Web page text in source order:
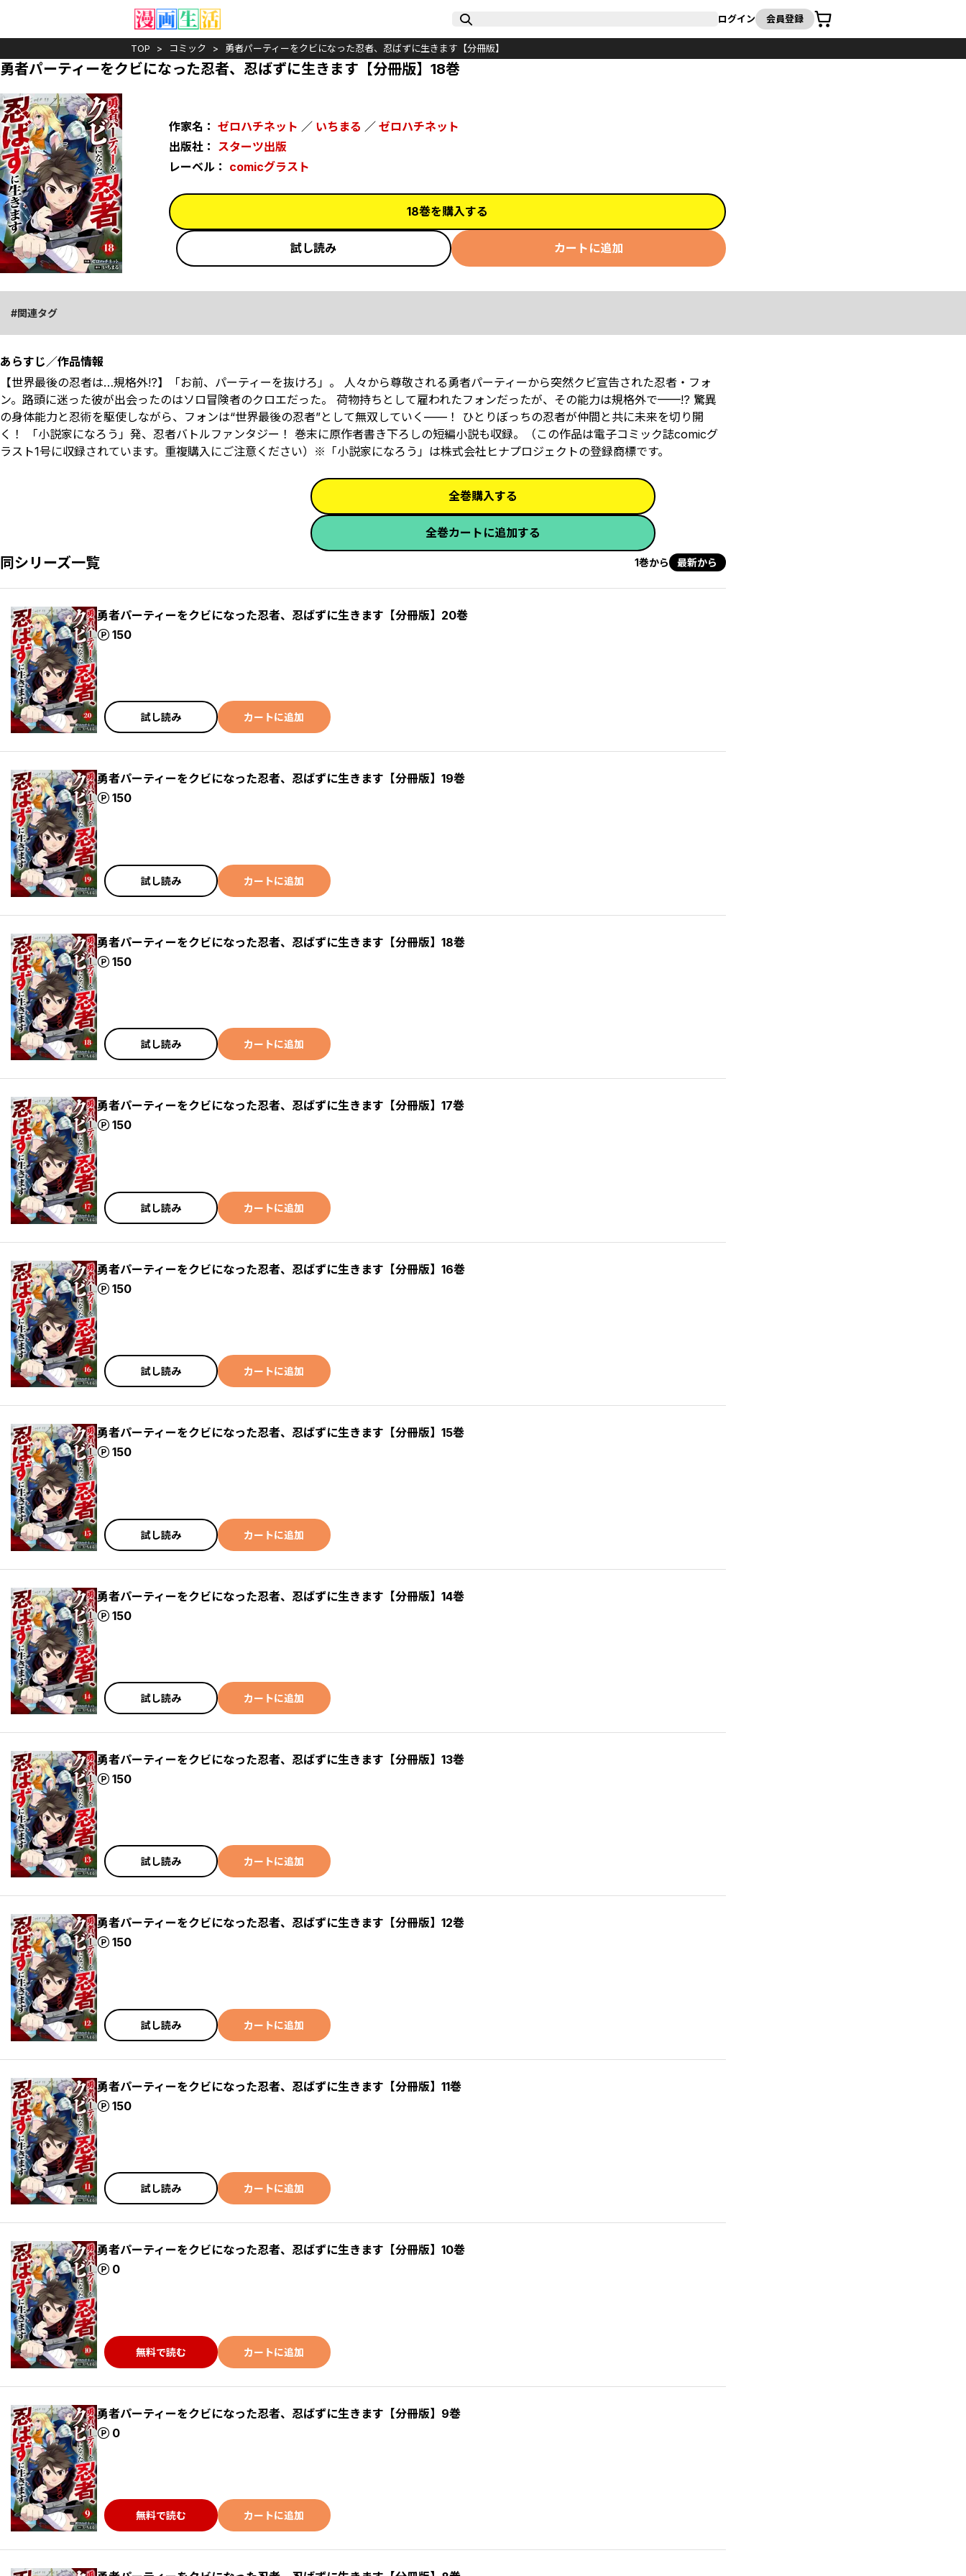
ログイン 会員登録
カート
TOP コミック 勇者パーティーをクビになった忍者、忍ばずに生きます【分冊版】
勇者パーティーをクビになった忍者、忍ばずに生きます【分冊版】18巻
作家名： ゼロハチネット ／ いちまる ／ ゼロハチネット
出版社： スターツ出版
レーベル： comicグラスト
18巻を購入する
試し読み カートに追加
関連タグ
あらすじ／作品情報
【世界最後の忍者は…規格外!?】「お前、パーティーを抜けろ」。 人々から尊敬される勇者パーティーから突然クビ宣告された忍者・フォ
ン。路頭に迷った彼が出会ったのはソロ冒険者のクロエだった。 荷物持ちとして雇われたフォンだったが、その能力は規格外で——!? 驚異
の身体能力と忍術を駆使しながら、フォンは“世界最後の忍者”として無双していく——！ ひとりぼっちの忍者が仲間と共に未来を切り開
く！ 「小説家になろう」発、忍者バトルファンタジー！ 巻末に原作者書き下ろしの短編小説も収録。（この作品は電子コミック誌comicグ
ラスト1号に収録されています。重複購入にご注意ください）※「小説家になろう」は株式会社ヒナプロジェクトの登録商標です。
全巻購入する
全巻カートに追加する
同シリーズ一覧 1巻から 最新から
勇者パーティーをクビになった忍者、忍ばずに生きます【分冊版】20巻
150
ポイント
試し読み カートに追加
勇者パーティーをクビになった忍者、忍ばずに生きます【分冊版】19巻
150
ポイント
試し読み カートに追加
勇者パーティーをクビになった忍者、忍ばずに生きます【分冊版】18巻
150
ポイント
試し読み カートに追加
勇者パーティーをクビになった忍者、忍ばずに生きます【分冊版】17巻
150
ポイント
試し読み カートに追加
勇者パーティーをクビになった忍者、忍ばずに生きます【分冊版】16巻
150
ポイント
試し読み カートに追加
勇者パーティーをクビになった忍者、忍ばずに生きます【分冊版】15巻
150
ポイント
試し読み カートに追加
勇者パーティーをクビになった忍者、忍ばずに生きます【分冊版】14巻
150
ポイント
試し読み カートに追加
勇者パーティーをクビになった忍者、忍ばずに生きます【分冊版】13巻
150
ポイント
試し読み カートに追加
勇者パーティーをクビになった忍者、忍ばずに生きます【分冊版】12巻
150
ポイント
試し読み カートに追加
勇者パーティーをクビになった忍者、忍ばずに生きます【分冊版】11巻
150
ポイント
試し読み カートに追加
勇者パーティーをクビになった忍者、忍ばずに生きます【分冊版】10巻
0
ポイント
無料で読む カートに追加
勇者パーティーをクビになった忍者、忍ばずに生きます【分冊版】9巻
0
ポイント
無料で読む カートに追加